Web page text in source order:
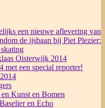
een nieuwe aflevering van
de ijsbaan bij Piet Plezier:
Oisterwijk 2014
met een special reporter!
Kunst en Bomen
en Echo